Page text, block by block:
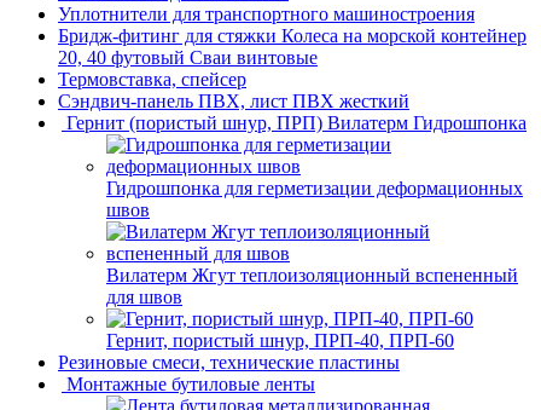
Уплотнители для транспортного машиностроения
Бридж-фитинг для стяжки Колеса на морской контейнер
20, 40 футовый Сваи винтовые
Термовставка, спейсер
Сэндвич-панель ПВХ, лист ПВХ жесткий
Гернит (пористый шнур, ПРП) Вилатерм Гидрошпонка
Гидрошпонка для герметизации деформационных
швов
Вилатерм Жгут теплоизоляционный вспененный
для швов
Гернит, пористый шнур, ПРП-40, ПРП-60
Резиновые смеси, технические пластины
Монтажные бутиловые ленты